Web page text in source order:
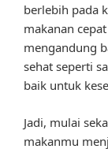
berlebih pada
makanan
mengandung
sehat seperti
baik untuk
Jadi, mulai
makanmu